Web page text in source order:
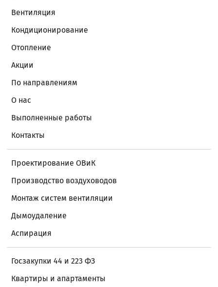
Вентиляция
Кондиционирование
Отопление
Акции
По направлениям
О нас
Выполненные работы
Контакты
Проектирование ОВиК
Производство воздуховодов
Монтаж систем вентиляции
Дымоудаление
Аспирация
Госзакупки 44 и 223 ФЗ
Квартиры и апартаменты